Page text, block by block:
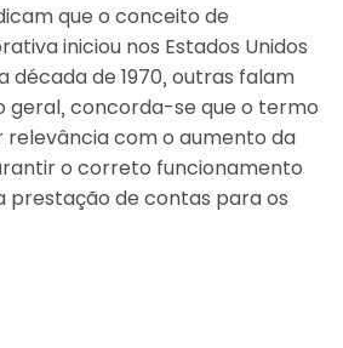
que o conceito de
iniciou nos Estados Unidos
década de 1970, outras falam
geral, concorda-se que o termo
relevância com o aumento da
o correto funcionamento
prestação de contas para os